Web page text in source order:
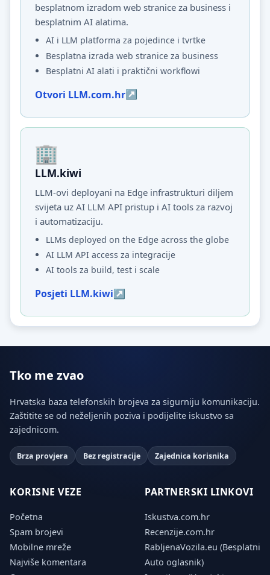
besplatnom izradom web stranice za business i
besplatnim AI alatima.
AI i LLM platforma za pojedince i tvrtke
Besplatna izrada web stranice za business
Besplatni AI alati i praktični workflowi
Otvori LLM.com.hr
LLM.kiwi
LLM-ovi deployani na Edge infrastrukturi diljem
svijeta uz AI LLM API pristup i AI tools za razvoj
i automatizaciju.
LLMs deployed on the Edge across the globe
AI LLM API access za integracije
AI tools za build, test i scale
Posjeti LLM.kiwi
Tko me zvao
Hrvatska baza telefonskih brojeva za sigurniju komunikaciju.
Zaštitite se od neželjenih poziva i podijelite iskustvo sa
zajednicom.
Brza provjera Bez registracije Zajednica korisnika
KORISNE VEZE
Početna
Spam brojevi
Mobilne mreže
Najviše komentara
PARTNERSKI LINKOVI
Iskustva.com.hr
Recenzije.com.hr
RabljenaVozila.eu (Besplatni
Auto oglasnik)